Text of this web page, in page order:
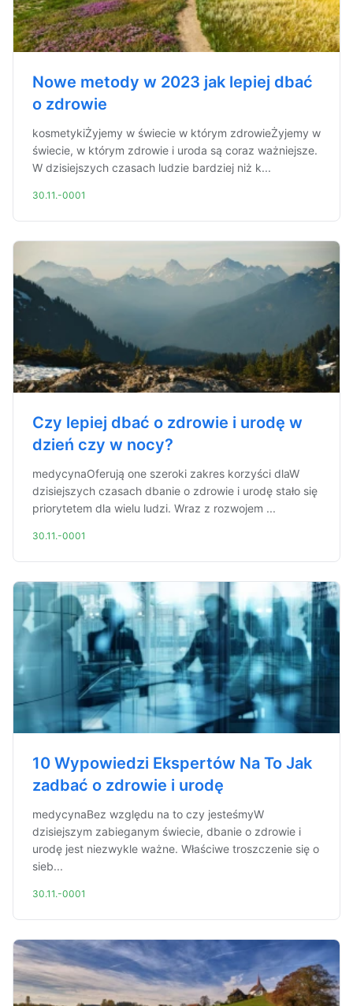
Nowe metody w 2023 jak lepiej dbać
o zdrowie
kosmetykiŻyjemy w świecie w którym zdrowieŻyjemy w
świecie, w którym zdrowie i uroda są coraz ważniejsze.
W dzisiejszych czasach ludzie bardziej niż k...
30.11.-0001
Czy lepiej dbać o zdrowie i urodę w
dzień czy w nocy?
medycynaOferują one szeroki zakres korzyści dlaW
dzisiejszych czasach dbanie o zdrowie i urodę stało się
priorytetem dla wielu ludzi. Wraz z rozwojem ...
30.11.-0001
10 Wypowiedzi Ekspertów Na To Jak
zadbać o zdrowie i urodę
medycynaBez względu na to czy jesteśmyW
dzisiejszym zabieganym świecie, dbanie o zdrowie i
urodę jest niezwykle ważne. Właściwe troszczenie się o
sieb...
30.11.-0001